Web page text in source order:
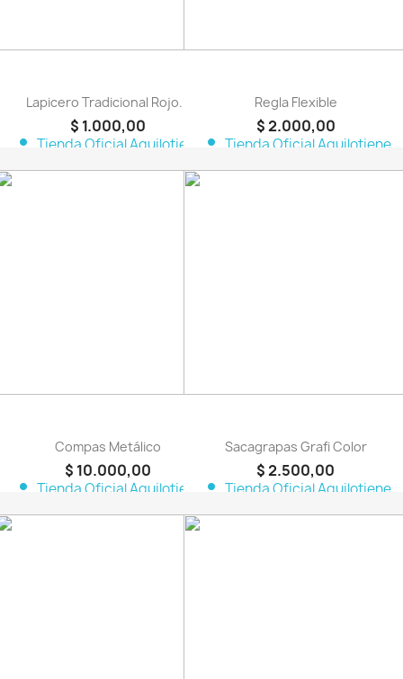
Lapicero Tradicional Rojo...
$ 1.000,00
person Tienda Oficial Aquilotiene
Regla Flexible
$ 2.000,00
person Tienda Oficial Aquilotiene
Compas Metálico
$ 10.000,00
person Tienda Oficial Aquilotiene
Sacagrapas Grafi Color
$ 2.500,00
person Tienda Oficial Aquilotiene